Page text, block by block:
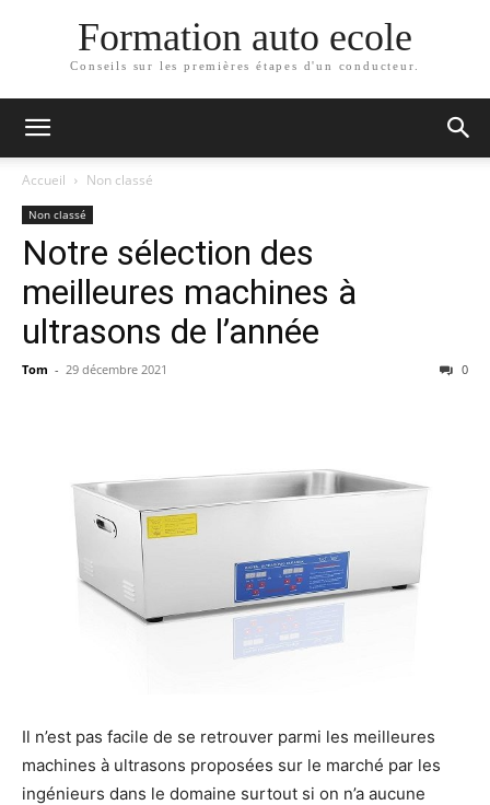
Formation auto ecole
Conseils sur les premières étapes d'un conducteur.
Accueil Non classé
Non classé
Notre sélection des
meilleures machines à
ultrasons de l’année
Tom - 29 décembre 2021 0
Il n’est pas facile de se retrouver parmi les meilleures
machines à ultrasons proposées sur le marché par les
ingénieurs dans le domaine surtout si on n’a aucune